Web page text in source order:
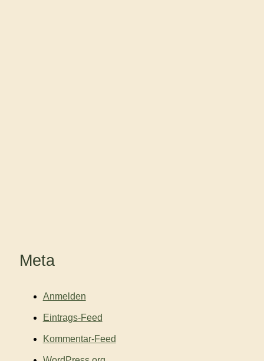
Meta
Anmelden
Eintrags-Feed
Kommentar-Feed